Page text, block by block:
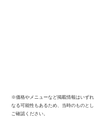
※価格やメニューなど掲載情報はいず
なる可能性もあるため、当時のものと
ご確認ください。